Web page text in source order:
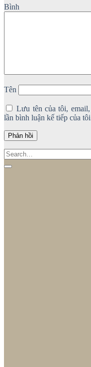
Tên
Lưu tên của tôi,
lần bình luận kế tiếp của